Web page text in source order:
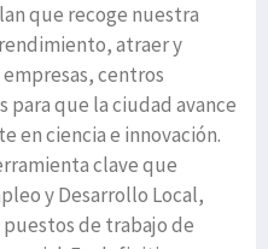
que recoge nuestra
atraer y
centros
para que la ciudad avance
en ciencia e innovación.
clave que
y Desarrollo Local,
de trabajo de